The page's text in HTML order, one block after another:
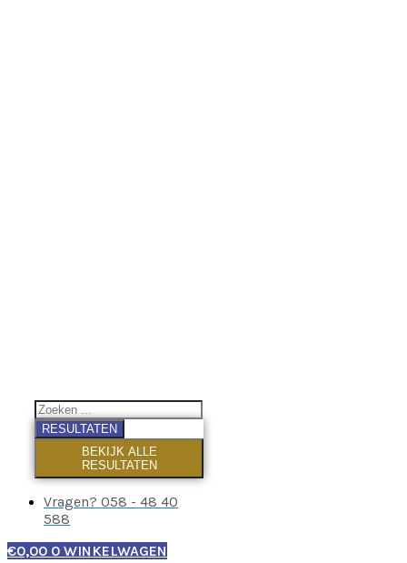
RESULTATEN
BEKIJK ALLE
RESULTATEN
Vragen? 058 - 48 40
588
€0,00 0 WINKELWAGEN